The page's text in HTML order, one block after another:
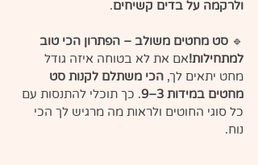
ולרקמה על בדים קשיחים.
🔹 סט מחטים משולב – הפתרון הכי טוב
למתחילות!אם את לא בטוחה איזה גודל
מחט יתאים לך, הכי משתלם לקנות סט
מחטים במידות 3–9
. כך תוכלי להתנסות עם
כל סוגי החוטים ולראות מה מרגיש לך הכי
נוח.